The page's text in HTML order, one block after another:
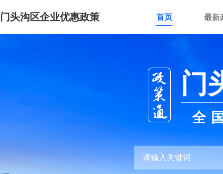
门头沟区企业优惠政策 首页 最新
门
全